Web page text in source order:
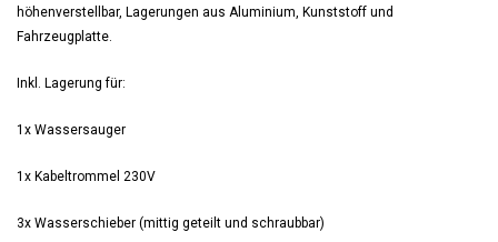
höhenverstellbar, Lagerungen aus Aluminium, Kunststoff und
Fahrzeugplatte.
Inkl. Lagerung für:
1x Wassersauger
1x Kabeltrommel 230V
3x Wasserschieber (mittig geteilt und schraubbar)